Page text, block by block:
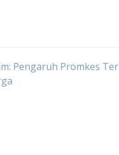
Pengaruh Promkes